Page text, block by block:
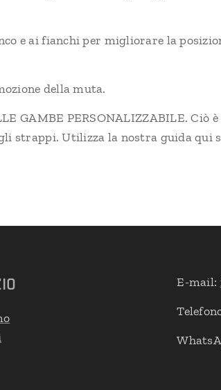
e ai fianchi per migliorare la
della muta.
GAMBE PERSONALIZZABILE. Ciò
strappi. Utilizza la nostra guida qui
E-mail: